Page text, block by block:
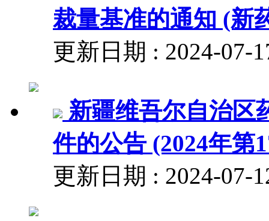
裁量基准的通知 (新
更新日期 : 2024-
新疆维吾尔自治区
件的公告 (2024年第
更新日期 : 2024-